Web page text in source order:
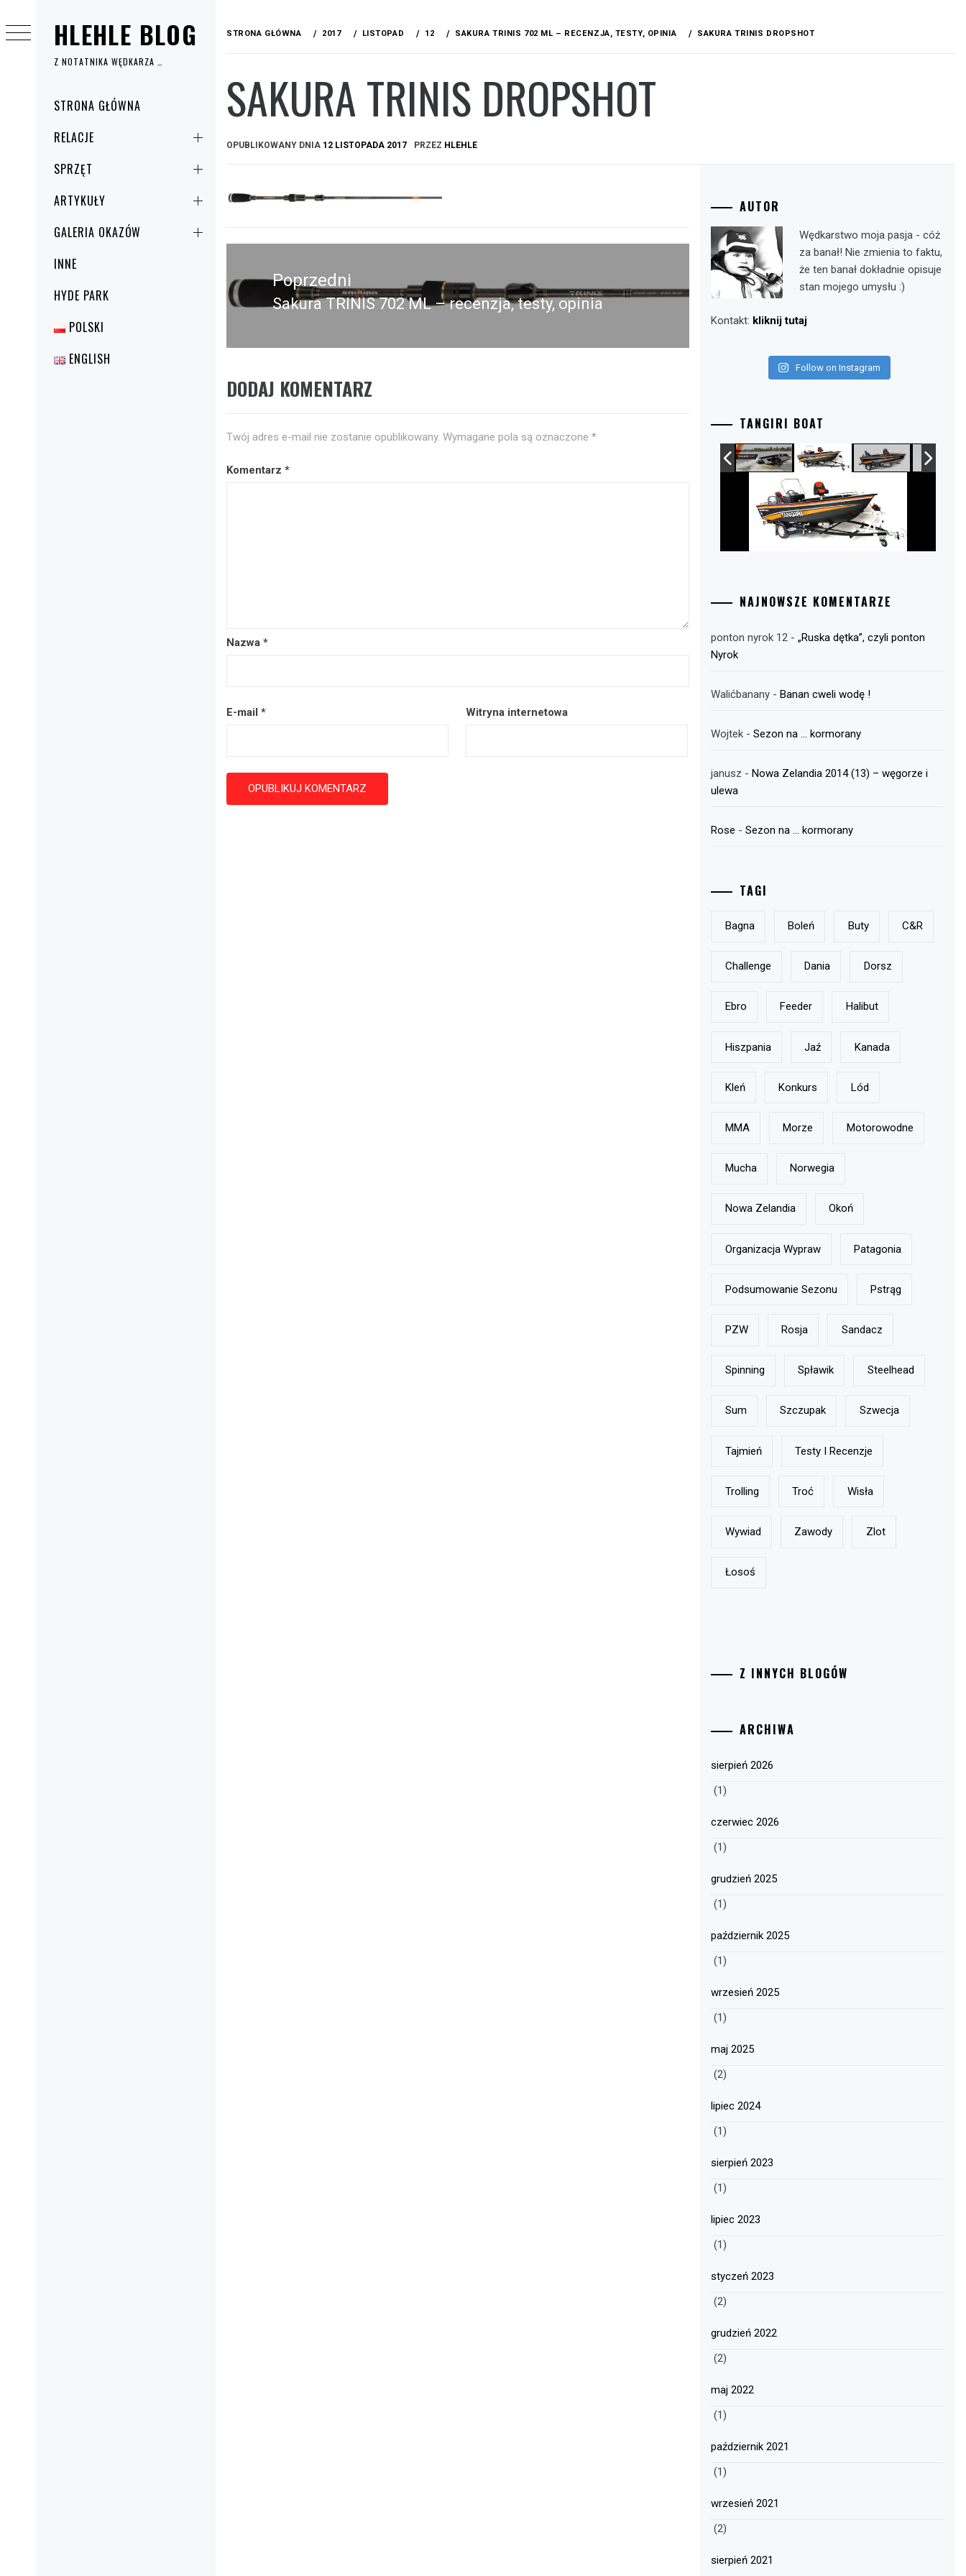
HLEHLE BLOG
Z NOTATNIKA WĘDKARZA …
główneSTRONA GŁÓWNA
RELACJE
SPRZĘT
ARTYKUŁY
GALERIA OKAZÓW
INNE
HYDE PARK
POLSKI
ENGLISH
do
treści
STRONA GŁÓWNA 2017 LISTOPAD 12 SAKURA TRINIS 702 ML – RECENZJA, TESTY, OPINIA SAKURA TRINIS DROPSHOT
SAKURA TRINIS DROPSHOT
OPUBLIKOWANY DNIA 12 LISTOPADA 2017 PRZEZ HLEHLE
Nawigacja
wpisuPoprzedni
Poprzedni
Sakura TRINIS 702 ML – recenzja, testy, opinia
DODAJ KOMENTARZ
Twój adres e-mail nie zostanie opublikowany. Wymagane pola są oznaczone *
Komentarz *
Nazwa *
E-mail * Witryna internetowa
AUTOR
Wędkarstwo moja pasja - cóż
za banał! Nie zmienia to faktu,
że ten banał dokładnie opisuje
stan mojego umysłu :)
Kontakt: kliknij tutaj
Follow on Instagram
TANGIRI BOAT
NAJNOWSZE KOMENTARZE
ponton nyrok 12 -„Ruska dętka”, czyli ponton
Nyrok
Walićbanany -Banan cweli wodę !
Wojtek -Sezon na … kormorany
janusz -Nowa Zelandia 2014 (13) – węgorze i
ulewa
Rose -Sezon na … kormorany
TAGI
Bagna Boleń Buty C&r
Challenge Dania Dorsz
Ebro Feeder Halibut
Hiszpania Jaź Kanada
Kleń Konkurs Lód
MMA Morze Motorowodne
Mucha Norwegia
Nowa Zelandia Okoń
Organizacja Wypraw Patagonia
Podsumowanie Sezonu Pstrąg
PZW Rosja Sandacz
Spinning Spławik Steelhead
Sum Szczupak Szwecja
Tajmień Testy I Recenzje
Trolling Troć Wisła
Wywiad Zawody Zlot
Łosoś
Z INNYCH BLOGÓW
ARCHIWA
sierpień 2026
(1)
czerwiec 2026
(1)
grudzień 2025
(1)
październik 2025
(1)
wrzesień 2025
(1)
maj 2025
(2)
lipiec 2024
(1)
sierpień 2023
(1)
lipiec 2023
(1)
styczeń 2023
(2)
grudzień 2022
(2)
maj 2022
(1)
październik 2021
(1)
wrzesień 2021
(2)
sierpień 2021